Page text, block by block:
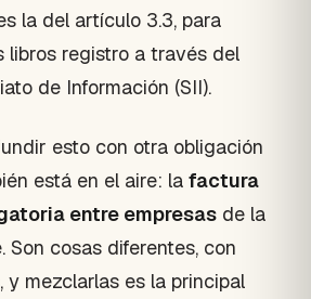
la del artículo 3.3, para
libros registro a través del
de Información (SII).
esto con otra obligación
está en el aire: la factura
entre empresas de la
Son cosas diferentes, con
y mezclarlas es la principal